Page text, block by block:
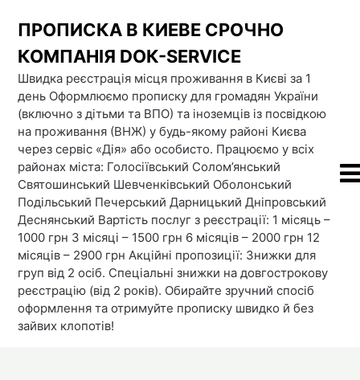
content
ПРОПИСКА В КИЕВЕ СРОЧНО
КОМПАНІЯ DOК-SERVICE
Швидка реєстрація місця проживання в Києві за 1
день Оформлюємо прописку для громадян України
(включно з дітьми та ВПО) та іноземців із посвідкою
на проживання (ВНЖ) у будь-якому районі Києва
через сервіс «Дія» або особисто. Працюємо у всіх
районах міста: Голосіївський Солом’янський
Святошинський Шевченківський Оболонський
Подільський Печерський Дарницький Дніпровський
Деснянський Вартість послуг з реєстрації: 1 місяць –
1000 грн 3 місяці – 1500 грн 6 місяців – 2000 грн 12
місяців – 2900 грн Акційні пропозиції: Знижки для
груп від 2 осіб. Спеціальні знижки на довгострокову
реєстрацію (від 2 років). Обирайте зручний спосіб
оформлення та отримуйте прописку швидко й без
зайвих клопотів!